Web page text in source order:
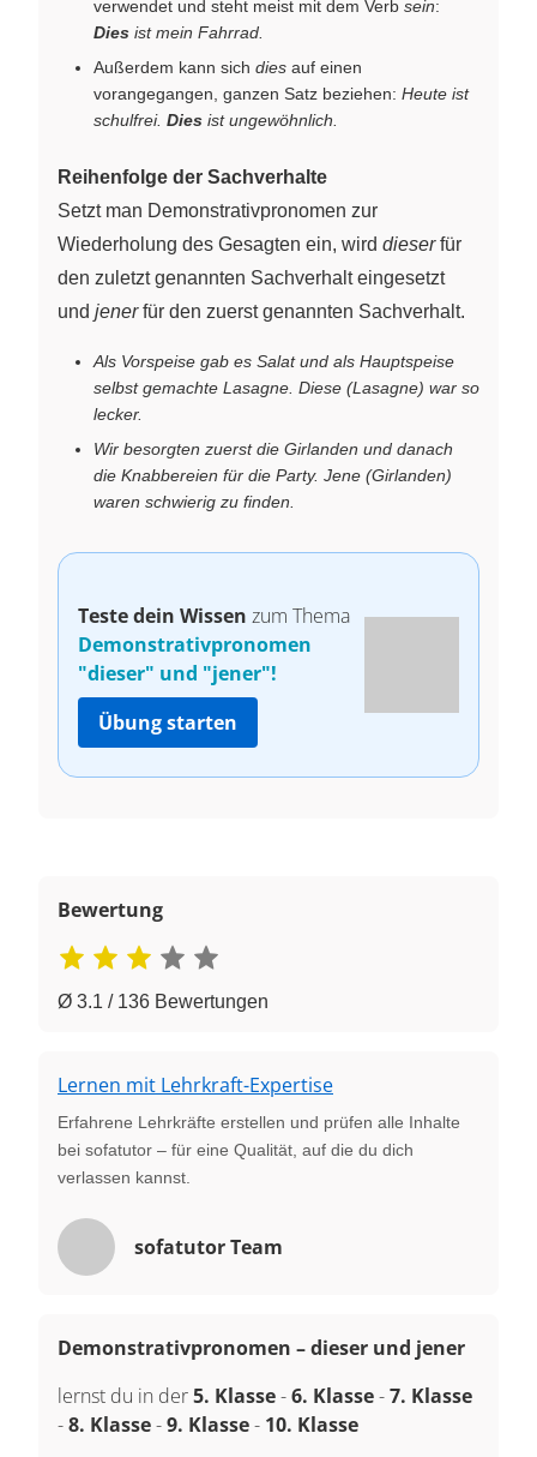
verwendet und steht meist mit dem Verb sein:
Dies ist mein Fahrrad.
Außerdem kann sich dies auf einen
vorangegangen, ganzen Satz beziehen: Heute ist
schulfrei. Dies ist ungewöhnlich.
Reihenfolge der Sachverhalte
Setzt man Demonstrativpronomen zur
Wiederholung des Gesagten ein, wird dieserfür
den zuletzt genannten Sachverhalt eingesetzt
und jenerfür den zuerst genannten Sachverhalt.
Als Vorspeise gab es Salat und als Hauptspeise
selbst gemachte Lasagne. Diese (Lasagne) war so
lecker.
Wir besorgten zuerst die Girlanden und danach
die Knabbereien für die Party. Jene (Girlanden)
waren schwierig zu finden.
Teste dein Wissen zum Thema
Demonstrativpronomen
"dieser" und "jener"!
Übung starten
Bewertung
Ø 3.1 / 136 Bewertungen
Lernen mit Lehrkraft-Expertise
Erfahrene Lehrkräfte erstellen und prüfen alle Inhalte
bei sofatutor – für eine Qualität, auf die du dich
verlassen kannst.
sofatutor Team
Demonstrativpronomen – dieser und jener
lernst du in der5. Klasse-6. Klasse-7. Klasse
-8. Klasse-9. Klasse- 10. Klasse